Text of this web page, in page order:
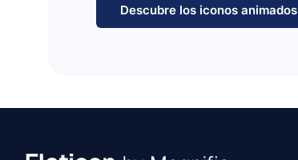
Descubre los iconos animados